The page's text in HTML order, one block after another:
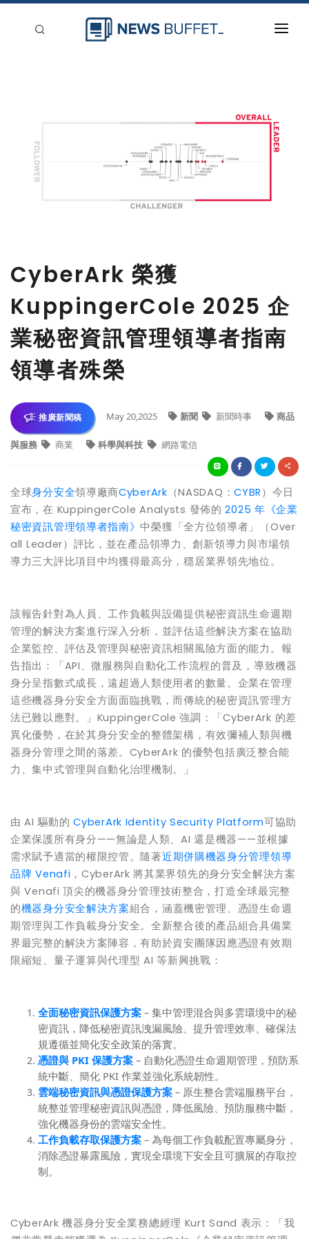
CyberArk 榮獲
KuppingerCole 2025 企
業秘密資訊管理領導者指南
領導者殊榮
推廣新聞稿 May 20,2025 新聞 新聞時事 商品
與服務 商業 科學與科技 網路電信
全球身分安全領導廠商Cyber​​Ark （NASDAQ：CYBR ）今日
宣布，在 KuppingerCole Analysts 發佈的 2025 年《企業
秘密資訊管理領導者指南》中榮獲「全方位領導者」（Over
all Leader）評比，並在產品領導力、創新領導力與市場領
導力三大評比項目中均獲得最高分，穩居業界領先地位。
該報告針對為人員、工作負載與設備提供秘密資訊生命週期
管理的解決方案進行深入分析，並評估這些解決方案在協助
企業監控、評估及管理與秘密資訊相關風險方面的能力。報
告指出：「API、微服務與自動化工作流程的普及，導致機器
身分呈指數式成長，遠超過人類使用者的數量。企業在管理
這些機器身分安全方面面臨挑戰，而傳統的秘密資訊管理方
法已難以應對。」KuppingerCole 強調：「CyberArk 的差
異化優勢，在於其身分安全的整體架構，有效彌補人類與機
器身分管理之間的落差。CyberArk 的優勢包括廣泛整合能
力、集中式管理與自動化治理機制。」
由 AI 驅動的 CyberArk Identity Security Platform可協助
企業保護所有身分——無論是人類、AI 還是機器——並根據
需求賦予適當的權限控管。隨著近期併購機器身分管理領導
品牌 Venafi ，CyberArk 將其業界領先的身分安全解決方案
與 Venafi 頂尖的機器身分管理技術整合，打造全球最完整
的機器身分安全解決方案組合，涵蓋機密管理、憑證生命週
期管理與工作負載身分安全。全新整合後的產品組合具備業
界最完整的解決方案陣容，有助於資安團隊因應憑證有效期
限縮短、量子運算與代理型 AI 等新興挑戰：
全面秘密資訊保護方案 – 集中管理混合與多雲環境中的秘
密資訊，降低秘密資訊洩漏風險、提升管理效率、確保法
規遵循並簡化安全政策的落實。
憑證與 PKI 保護方案 – 自動化憑證生命週期管理，預防系
統中斷、簡化 PKI 作業並強化系統韌性。
雲端秘密資訊與憑證保護方案 – 原生整合雲端服務平台，
統整並管理秘密資訊與憑證，降低風險、預防服務中斷，
強化機器身份的雲端安全性。
工作負載存取保護方案 – 為每個工作負載配置專屬身分，
消除憑證暴露風險，實現全環境下安全且可擴展的存取控
制。
CyberArk 機器身分安全業務總經理 Kurt Sand 表示：「我